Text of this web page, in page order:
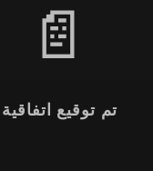
تم توقيع
📄